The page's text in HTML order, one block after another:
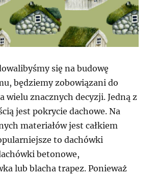
się na budowę
będziemy zobowiązani do
wielu znacznych decyzji. Jedną z
jest pokrycie dachowe. Na
materiałów jest całkiem
to dachówki
betonowe,
lub blacha trapez. Ponieważ